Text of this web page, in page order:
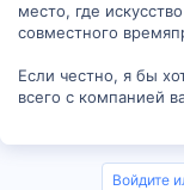
место, где
совместного
Если честно, я бы
всего с компанией
Войдите